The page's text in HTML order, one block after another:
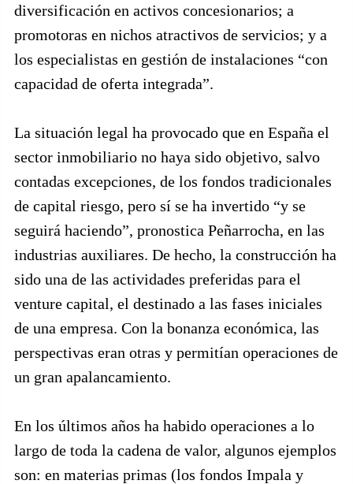
diversificación en activos concesionarios; a
promotoras en nichos atractivos de servicios; y a
los especialistas en gestión de instalaciones “con
capacidad de oferta integrada”.
La situación legal ha provocado que en España el
sector inmobiliario no haya sido objetivo, salvo
contadas excepciones, de los fondos tradicionales
de capital riesgo, pero sí se ha invertido “y se
seguirá haciendo”, pronostica Peñarrocha, en las
industrias auxiliares. De hecho, la construcción ha
sido una de las actividades preferidas para el
venture capital, el destinado a las fases iniciales
de una empresa. Con la bonanza económica, las
perspectivas eran otras y permitían operaciones de
un gran apalancamiento.
En los últimos años ha habido operaciones a lo
largo de toda la cadena de valor, algunos ejemplos
son: en materias primas (los fondos Impala y